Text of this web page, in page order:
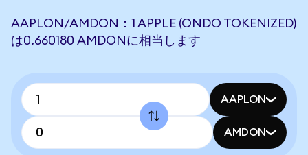
AAPLON/AMDON：1 APPLE (ONDO TOKENIZED)
は0.660180 AMDONに相当します
AAPLON
AMDON